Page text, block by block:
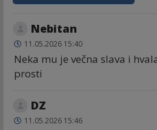
Nebitan
11.05.2026 15:40
Neka mu je večna slava i
prosti
DZ
11.05.2026 15:46